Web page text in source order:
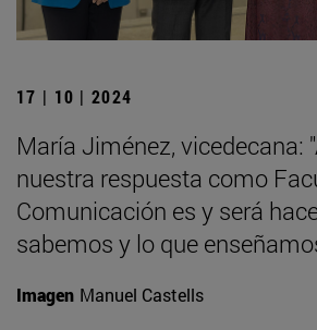
17 | 10 | 2024
María Jiménez, vicedecana:
nuestra respuesta como
Comunicación es y será
sabemos y lo que
Imagen Manuel Castells